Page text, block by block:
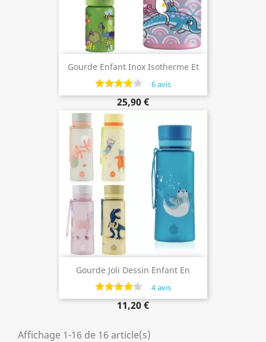
Gourde Enfant Inox Isotherme Et
Bouchon Paille Summit, 0.35 Litre,
Laken
6 avis
25,90 €
Gourde Joli Dessin Enfant En
Plastique, 600ml
4 avis
11,20 €
Affichage 1-16 de 16 article(s)